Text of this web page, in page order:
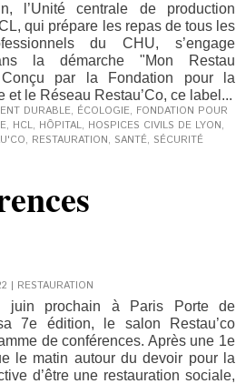
l’Unité centrale de production
qui prépare les repas de tous les
du CHU, s’engage
la démarche "Mon Restau
Conçu par la Fondation pour la
et le Réseau Restau’Co, ce label...
DURABLE, ÉCOLOGIE, FONDATION POUR
, HCL, HÔPITAL, HOSPICES CIVILS DE LYON,
, RESTAURATION, SANTÉ, SÉCURITÉ
| RESTAURATION
juin prochain à Paris Porte de
7e édition, le salon Restau’co
de conférences. Après une 1e
le matin autour du devoir pour la
d’être une restauration sociale,